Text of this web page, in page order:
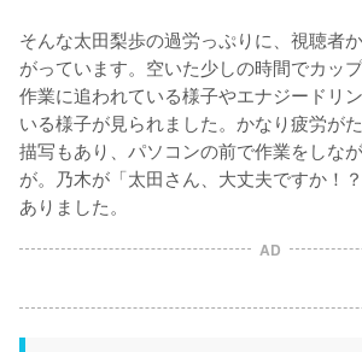
そんな太田梨歩の過労っぷりに、視聴者
がっています。空いた少しの時間でカッ
作業に追われている様子やエナジードリ
いる様子が見られました。かなり疲労が
描写もあり、パソコンの前で作業をしな
が。乃木が「太田さん、大丈夫ですか！
AD